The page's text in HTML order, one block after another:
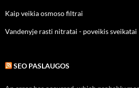
Kaip veikia osmoso filtrai
Vandenyje rasti nitratai - poveikis sveikatai
SEO PASLAUGOS